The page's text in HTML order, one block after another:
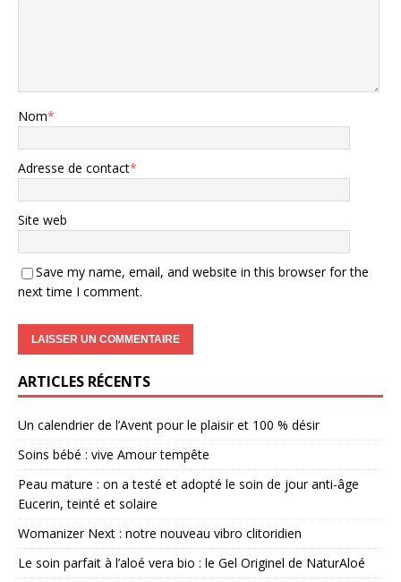
Nom*
Adresse de contact*
Site web
Save my name, email, and website in this browser for the
next time I comment.
ARTICLES RÉCENTS
Un calendrier de l’Avent pour le plaisir et 100 % désir
Soins bébé : vive Amour tempête
Peau mature : on a testé et adopté le soin de jour anti-âge
Eucerin, teinté et solaire
Womanizer Next : notre nouveau vibro clitoridien
Le soin parfait à l’aloé vera bio : le Gel Originel de NaturAloé